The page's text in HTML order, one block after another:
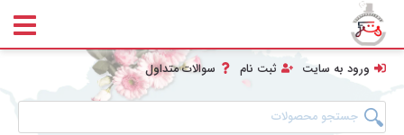
ورود به سایت ثبت نام سوالات متداول